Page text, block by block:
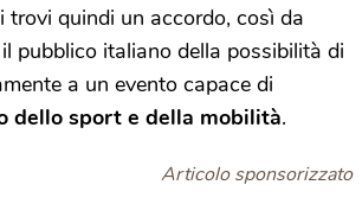
trovi quindi un accordo, così da
pubblico italiano della possibilità di
a un evento capace di
dello sport e della mobilità.
Articolo sponsorizzato